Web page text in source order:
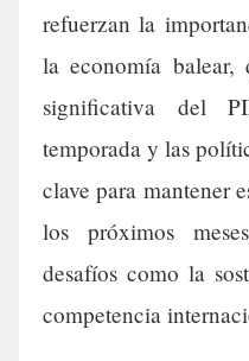
refuerzan la
la economía balear,
significativa del
temporada y las
clave para mantener
los próximos
desafíos como la
competencia